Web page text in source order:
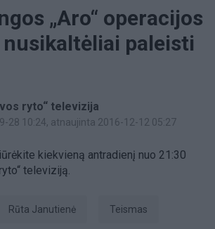
„Aro“ operacijos
paleisti
ryto“ televizija
28 10:24, atnaujinta 2016-12-12 05:27
kiekvieną antradienį nuo 21:30
televiziją.
Rūta Janutienė Teismas